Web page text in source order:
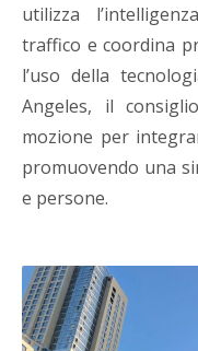
utilizza
traffico e coordina
l’uso della
Angeles, il
mozione per
promuovendo una
e persone.